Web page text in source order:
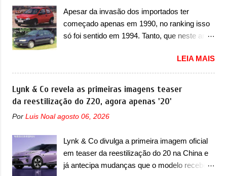
causar a perda de força motriz, requerendo a
atualização do software do modulo de...
a Fiat Strada soube ser mutável com
avanços importantes que a concorrência
nunca conseguiu acompanhar e agora ela
chegada do motor T200, que estreou nos
irmãos Pulse e Fastback. "A Fiat Strada é
mais do que uma picape, é uma verdadeira
revolução no mercado automotivo. Há alguns
anos era improvável pensar que uma picape
que só a Strada fez. Mais do que isso: ela é a
prova viva que time que está ganhando se
mexe sim. Ao longo da sua história, ela...
Apesar da invasão dos importados ter
começado apenas em 1990, no ranking isso
só foi sentido em 1994. Tanto, que neste ano,
ao começar pelo Chevrolet Corsa, o mais
destacado deles no ranking que perdurou no
nosso mercado até início de 2012 e com
certeza foi um grandioso lançamento da
Chevrolet que assustou a concorrência.
Nesse ano também era lançada a nova
anos ganhava uma nova geração feita do
zero, apelidada de "Bolinha" por suas formas
arredondadas. Além do Gol, outro
LEIA MAIS
Lynk & Co revela as primeiras imagens teaser
da reestilização do Z20, agora apenas '20'
Por Luis Noal agosto 06, 2026
Lynk & Co divulga a primeira imagem oficial
em teaser da reestilização do 20 na China e
já antecipa mudanças que o modelo receberá